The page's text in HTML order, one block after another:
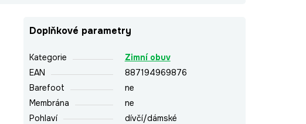
Doplňkové parametry
Kategorie
Zimní obuv
EAN
887194969876
Barefoot
ne
Membrána
ne
Pohlaví
dívčí/dámské